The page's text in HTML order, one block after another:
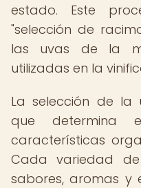
estado. Este
"selección de
las uvas de la
utilizadas en la
La selección de la
que determina
características
Cada variedad
sabores, aromas y